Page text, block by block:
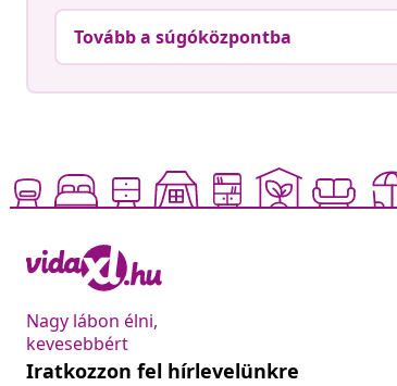
Tovább a súgóközpontba
Nagy lábon élni,
kevesebbért
Iratkozzon fel hírlevelünkre